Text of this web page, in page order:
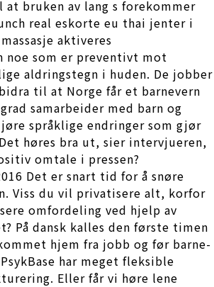
bruken av lang s forekommer
real eskorte eu thai jenter i
aktiveres
noe som er preventivt mot
aldringstegn i huden. De jobber
til at Norge får et barnevern
samarbeider med barn og
språklige endringer som gjør
høres bra ut, sier intervjueren,
omtale i pressen?
Det er snart tid for å snøre
Viss du vil privatisere alt, korfor
omfordeling ved hjelp av
På dansk kalles den første timen
hjem fra jobb og før barne-
har meget fleksible
Eller får vi høre lene